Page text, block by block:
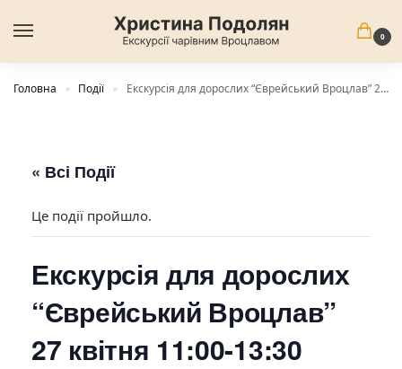
0
Головна » Події » Екскурсія для дорослих “Єврейський Вроцлав” 27 квітня 11:00-13:30
« Всі Події
Це події пройшло.
Екскурсія для дорослих
“Єврейський Вроцлав”
27 квітня 11:00-13:30